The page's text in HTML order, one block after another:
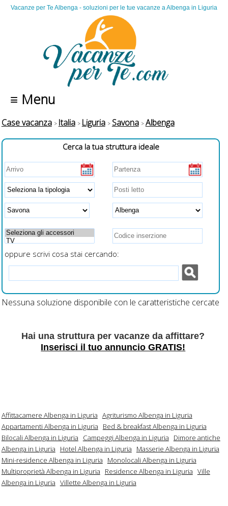
Vacanze per Te Albenga - soluzioni per le tue vacanze a Albenga in Liguria
≡ Menu
Case vacanza Italia Liguria Savona Albenga
Cerca la tua struttura ideale
oppure scrivi cosa stai cercando:
Nessuna soluzione disponibile con le caratteristiche cercate
Hai una struttura per vacanze da affittare?
Inserisci il tuo annuncio GRATIS!
Affittacamere Albenga in Liguria Agriturismo Albenga in Liguria
Appartamenti Albenga in Liguria
Bed & breakfast Albenga in Liguria
Bilocali Albenga in Liguria
Campeggi Albenga in Liguria
Dimore antiche
Albenga in Liguria
Hotel Albenga in Liguria
Masserie Albenga in Liguria
Mini-residence Albenga in Liguria
Monolocali Albenga in Liguria
Multiproprietà Albenga in Liguria
Residence Albenga in Liguria Ville
Albenga in Liguria Villette Albenga in Liguria